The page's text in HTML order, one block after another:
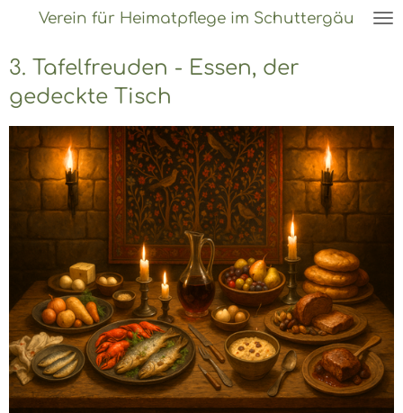
springen
Verein für Heimatpflege im Schuttergäu
3. Tafelfreuden - Essen, der
gedeckte Tisch